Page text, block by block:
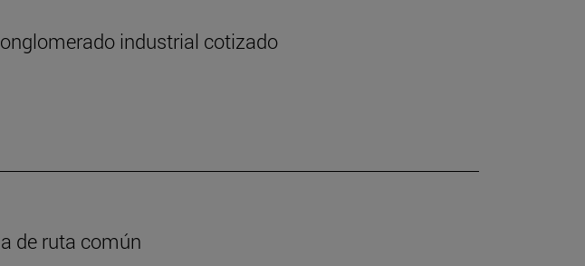
industrial cotizado
de ruta común